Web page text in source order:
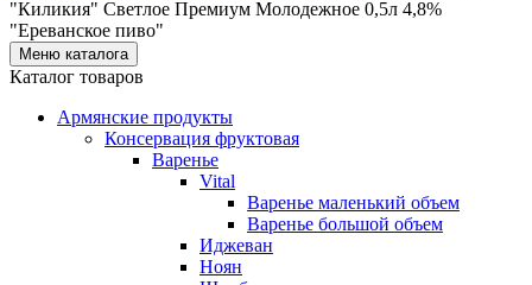
"Киликия" Светлое Премиум Молодежное 0,5л 4,8%
"Ереванское пиво"
Меню каталога
Каталог товаров
Армянские продукты
Консервация фруктовая
Варенье
Vital
Варенье маленький объем
Варенье большой объем
Иджеван
Ноян